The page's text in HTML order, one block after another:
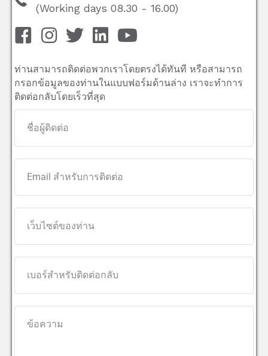
(Working days 08.30 - 16.00)
ท่านสามารถติดต่อพวกเราโดยตรงได้ทันที หรือสามารถ
กรอกข้อมูลของท่านในแบบฟอร์มด้านล่าง เราจะทำการ
ติดต่อกลับโดยเร็วที่สุด